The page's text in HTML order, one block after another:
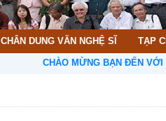
CHÂN DUNG VĂN NGHỆ SĨ TẠP
CHÀO MỪNG BẠN ĐẾN VỚI